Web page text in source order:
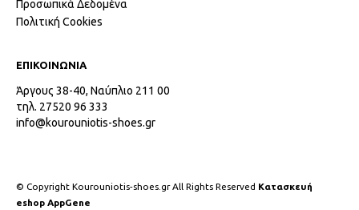
Προσωπικά Δεδομένα
Πολιτική Cookies
ΕΠΙΚΟΙΝΩΝΙΑ
Άργους 38-40, Ναύπλιο 211 00
τηλ. 27520 96 333
info@kourouniotis-shoes.gr
© Copyright Kourouniotis-shoes.gr All Rights Reserved Κατασκευή
eshop AppGene